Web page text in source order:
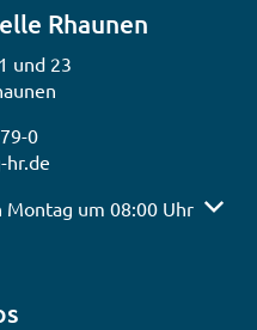
Rhaunen
und 23
0
hr.de
oder Schließzeiten
um 08:00 Uhr